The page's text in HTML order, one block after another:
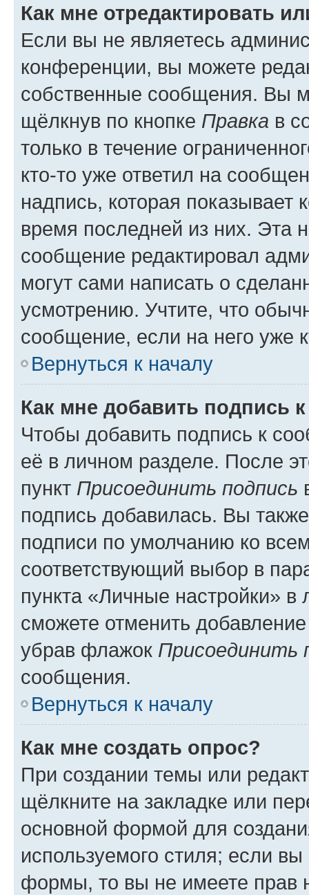
Как мне отредактировать
Если вы не являетесь
конференции, вы можете
собственные сообщения. Вы
щёлкнув по кнопке Правка в
только в течение
кто-то уже ответил на
надпись, которая показывает
время последней из них. Эта
сообщение редактировал
могут сами написать о
усмотрению. Учтите, что
сообщение, если на него уже
Вернуться к началу
Как мне добавить подпись
Чтобы добавить подпись к
её в личном разделе. После
пункт Присоединить подпись
подпись добавилась. Вы
подписи по умолчанию ко
соответствующий выбор в
пункта «Личные настройки»
сможете отменить
убрав флажок Присоединить
сообщения.
Вернуться к началу
Как мне создать опрос?
При создании темы или
щёлкните на закладке или
основной формой для
используемого стиля; если
формы, то вы не имеете прав